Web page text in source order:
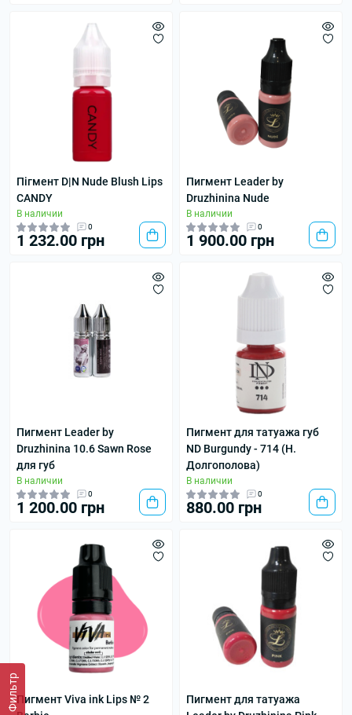
Фильтр
Пігмент D|N Nude Blush Lips
CANDY
В наличии
0
1 232.00 грн
Пигмент Leader by
Druzhinina Nude
В наличии
0
1 900.00 грн
Пигмент Leader by
Druzhinina 10.6 Sawn Rose
для губ
В наличии
0
1 200.00 грн
Пигмент для татуажа губ
ND Burgundy - 714 (Н.
Долгополова)
В наличии
0
880.00 грн
Пигмент Viva ink Lips № 2
Пигмент для татуажа